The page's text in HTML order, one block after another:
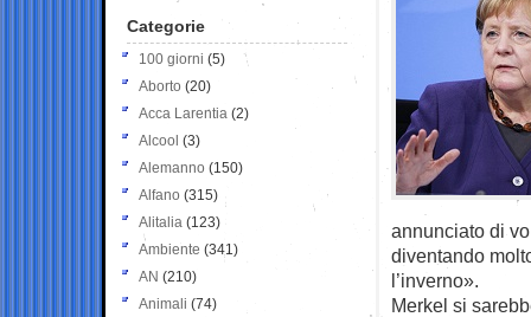
annunciato di
diventando
l’inverno».
Merkel si
Categorie
100 giorni (5)
Aborto (20)
Acca Larentia (2)
Alcool (3)
Alemanno (150)
Alfano (315)
Alitalia (123)
Ambiente (341)
AN (210)
Animali (74)